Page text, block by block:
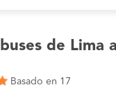
buses de Lima
Basado en 17